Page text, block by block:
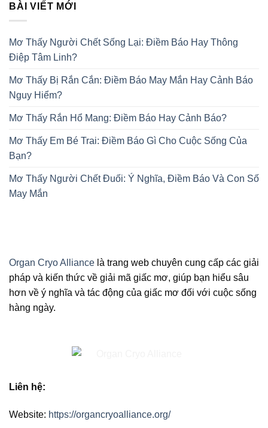
BÀI VIẾT MỚI
Mơ Thấy Người Chết Sống Lại: Điềm Báo Hay Thông
Điệp Tâm Linh?
Mơ Thấy Bị Rắn Cắn: Điềm Báo May Mắn Hay Cảnh Báo
Nguy Hiểm?
Mơ Thấy Rắn Hổ Mang: Điềm Báo Hay Cảnh Báo?
Mơ Thấy Em Bé Trai: Điềm Báo Gì Cho Cuộc Sống Của
Bạn?
Mơ Thấy Người Chết Đuối: Ý Nghĩa, Điềm Báo Và Con Số
May Mắn
Organ Cryo Alliance là trang web chuyên cung cấp các giải
pháp và kiến thức về giải mã giấc mơ, giúp bạn hiểu sâu
hơn về ý nghĩa và tác động của giấc mơ đối với cuộc sống
hàng ngày.
Liên hệ:
Website: https://organcryoalliance.org/